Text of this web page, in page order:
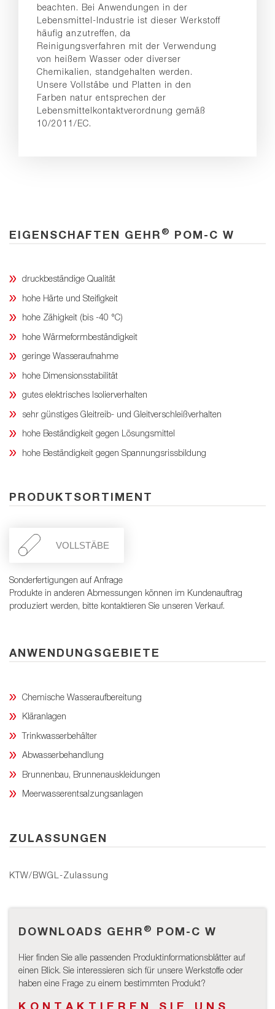
beachten. Bei Anwendungen in der
Lebensmittel-Industrie ist dieser Werkstoff
häufig anzutreffen, da
Reinigungsverfahren mit der Verwendung
von heißem Wasser oder diverser
Chemikalien, standgehalten werden.
Unsere Vollstäbe und Platten in den
Farben natur entsprechen der
Lebensmittelkontaktverordnung gemäß
10/2011/EC.
EIGENSCHAFTEN GEHR ® POM-C W
druckbeständige Qualität
hohe Härte und Steifigkeit
hohe Zähigkeit (bis -40 °C)
hohe Wärmeformbeständigkeit
geringe Wasseraufnahme
hohe Dimensionsstabilität
gutes elektrisches Isolierverhalten
sehr günstiges Gleitreib- und Gleitverschleißverhalten
hohe Beständigkeit gegen Lösungsmittel
hohe Beständigkeit gegen Spannungsrissbildung
PRODUKTSORTIMENT
VOLLSTÄBE
Sonderfertigungen auf Anfrage
Produkte in anderen Abmessungen können im Kundenauftrag
produziert werden, bitte kontaktieren Sie unseren Verkauf.
ANWENDUNGSGEBIETE
Chemische Wasseraufbereitung
Kläranlagen
Trinkwasserbehälter
Abwasserbehandlung
Brunnenbau, Brunnenauskleidungen
Meerwasserentsalzungsanlagen
ZULASSUNGEN
KTW/BWGL-Zulassung
DOWNLOADS GEHR ® POM-C W
Hier finden Sie alle passenden Produktinformationsblätter auf
einen Blick. Sie interessieren sich für unsere Werkstoffe oder
haben eine Frage zu einem bestimmten Produkt?
KONTAKTIEREN SIE UNS